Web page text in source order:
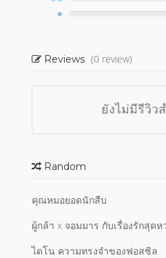
Reviews (0 review)
ยังไม่มีรีวิว
Random
คุณหมอยอดนักสืบ
ผู้กล้า x จอมมาร กับเรื่องรักสุด
ไดโน ความทรงจำของฟอสซิล